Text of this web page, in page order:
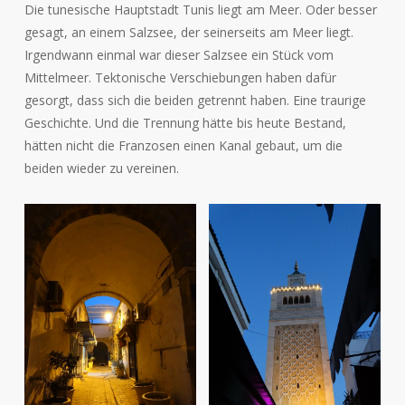
Die tunesische Hauptstadt Tunis liegt am Meer. Oder besser
gesagt, an einem Salzsee, der seinerseits am Meer liegt.
Irgendwann einmal war dieser Salzsee ein Stück vom
Mittelmeer. Tektonische Verschiebungen haben dafür
gesorgt, dass sich die beiden getrennt haben. Eine traurige
Geschichte. Und die Trennung hätte bis heute Bestand,
hätten nicht die Franzosen einen Kanal gebaut, um die
beiden wieder zu vereinen.